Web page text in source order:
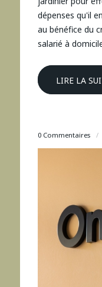
dépenses qu'il
au bénéfice du
salarié à
LIRE LA
0 Commentaires /